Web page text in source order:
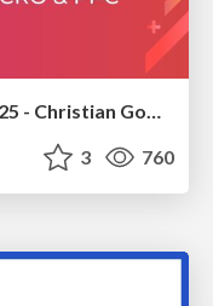
brightonSEO & MeasureFest 2025 - Christian Goodrich - Winning strategies for Black Friday CRO & PPC
3 760